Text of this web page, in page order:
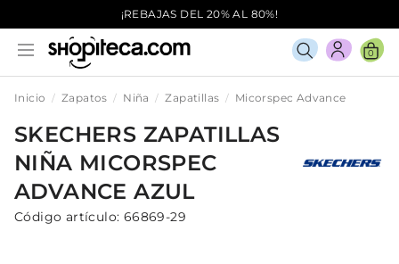
¡REBAJAS DEL 20% AL 80%!
0
Inicio Zapatos Niña Zapatillas Micorspec Advance
SKECHERS ZAPATILLAS
NIÑA MICORSPEC
ADVANCEAZUL
Código artículo: 66869-29